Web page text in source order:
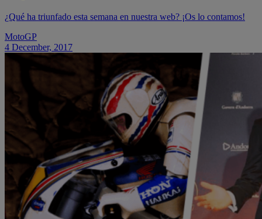
¿Qué ha triunfado esta semana en nuestra web? ¡Os lo contamos!
MotoGP
4 December, 2017